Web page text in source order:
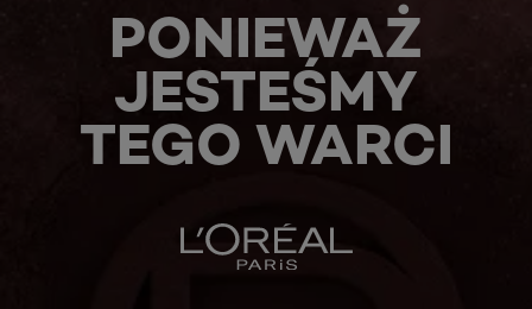
PONIEWAŻ
JESTEŚMY
TEGO WARCI